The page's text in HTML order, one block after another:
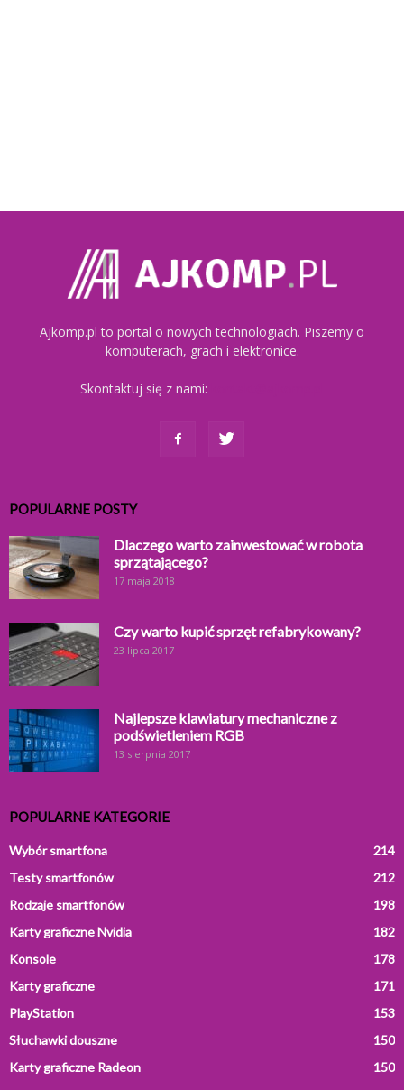
Ajkomp.pl to portal o nowych technologiach. Piszemy o
komputerach, grach i elektronice.
Skontaktuj się z nami:
POPULARNE POSTY
Dlaczego warto zainwestować w robota
sprzątającego?
17 maja 2018
Czy warto kupić sprzęt refabrykowany?
23 lipca 2017
Najlepsze klawiatury mechaniczne z
podświetleniem RGB
13 sierpnia 2017
POPULARNE KATEGORIE
Wybór smartfona
214
Testy smartfonów
212
Rodzaje smartfonów
198
Karty graficzne Nvidia
182
Konsole
178
Karty graficzne
171
PlayStation
153
Słuchawki douszne
150
Karty graficzne Radeon
150